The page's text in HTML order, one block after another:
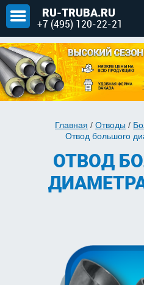
RU-TRUBA.RU
+7 (495) 120-22-21
Главная / Отводы /
Отвод большого
ОТВОД